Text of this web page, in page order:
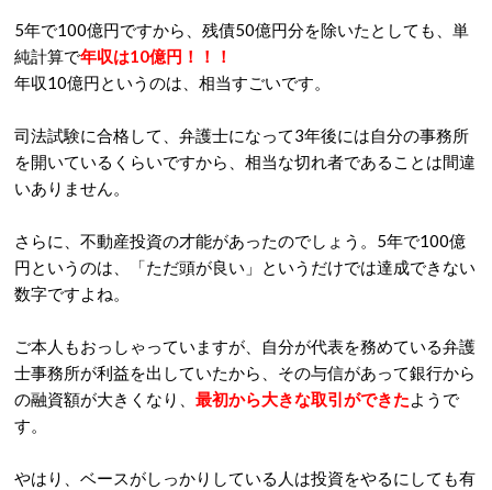
5年で100億円ですから、残債50億円分を除いたとしても、単
純計算で年収は10億円！！！
年収10億円というのは、相当すごいです。
司法試験に合格して、弁護士になって3年後には自分の事務所
を開いているくらいですから、相当な切れ者であることは間違
いありません。
さらに、不動産投資の才能があったのでしょう。5年で100億
円というのは、「ただ頭が良い」というだけでは達成できない
数字ですよね。
ご本人もおっしゃっていますが、自分が代表を務めている弁護
士事務所が利益を出していたから、その与信があって銀行から
の融資額が大きくなり、 最初から大きな取引ができたようで
す。
やはり、ベースがしっかりしている人は投資をやるにしても有